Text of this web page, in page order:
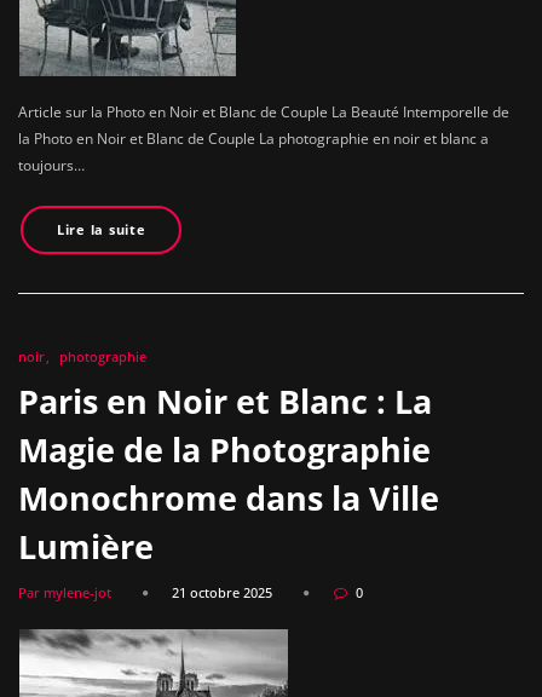
Article sur la Photo en Noir et Blanc de Couple La Beauté Intemporelle de
la Photo en Noir et Blanc de Couple La photographie en noir et blanc a
toujours…
Lire la suite
noir photographie
Paris en Noir et Blanc : La
Magie de la Photographie
Monochrome dans la Ville
Lumière
Par mylene-jot 21 octobre 2025 0